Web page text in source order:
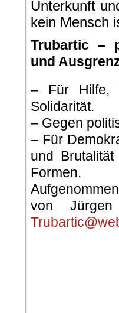
Unterkunft
kein Mensch
Trubartic –
und
– Für Hilfe,
Solidarität.
– Gegen
– Für
und
Formen.
von